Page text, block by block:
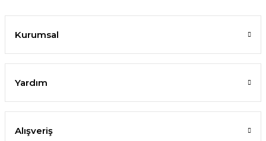
Kurumsal
Yardım
Alışveriş